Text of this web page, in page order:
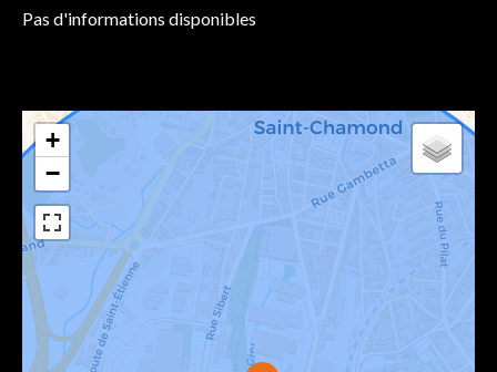
Pas d'informations disponibles
+
−